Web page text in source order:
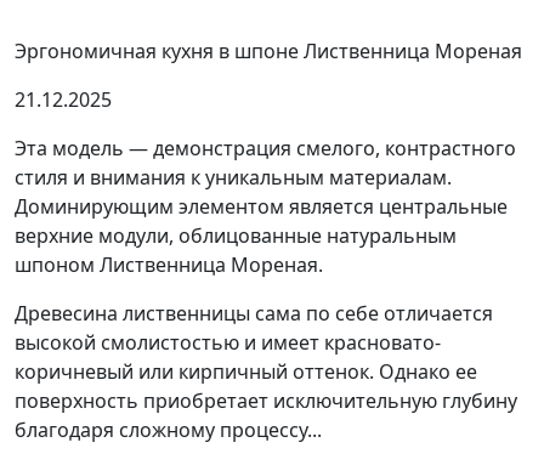
Эргономичная кухня в шпоне Лиственница Мореная
21.12.2025
Эта модель — демонстрация смелого, контрастного
стиля и внимания к уникальным материалам.
Доминирующим элементом является центральные
верхние модули, облицованные натуральным
шпоном Лиственница Мореная.
Древесина лиственницы сама по себе отличается
высокой смолистостью и имеет красновато-
коричневый или кирпичный оттенок. Однако ее
поверхность приобретает исключительную глубину
благодаря сложному процессу...